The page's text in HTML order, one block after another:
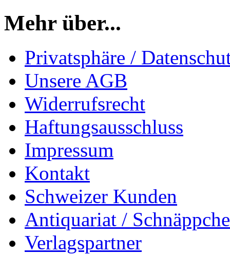
Mehr über...
Privatsphäre /
Unsere AGB
Widerrufsrecht
Haftungsausschluss
Impressum
Kontakt
Schweizer Kunden
Antiquariat /
Verlagspartner